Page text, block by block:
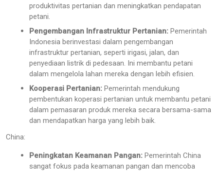
produktivitas pertanian dan meningkatkan pendapatan
petani.
Pengembangan Infrastruktur Pertanian: Pemerintah
Indonesia berinvestasi dalam pengembangan
infrastruktur pertanian, seperti irigasi, jalan, dan
penyediaan listrik di pedesaan. Ini membantu petani
dalam mengelola lahan mereka dengan lebih efisien.
Kooperasi Pertanian: Pemerintah mendukung
pembentukan koperasi pertanian untuk membantu petani
dalam pemasaran produk mereka secara bersama-sama
dan mendapatkan harga yang lebih baik.
China:
Peningkatan Keamanan Pangan: Pemerintah China
sangat fokus pada keamanan pangan dan mencoba